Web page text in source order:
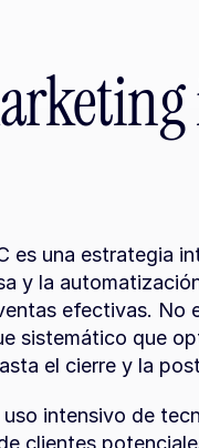
es una estrategia
y la
efectivas. No
sistemático que
el cierre y la
intensivo de
clientes